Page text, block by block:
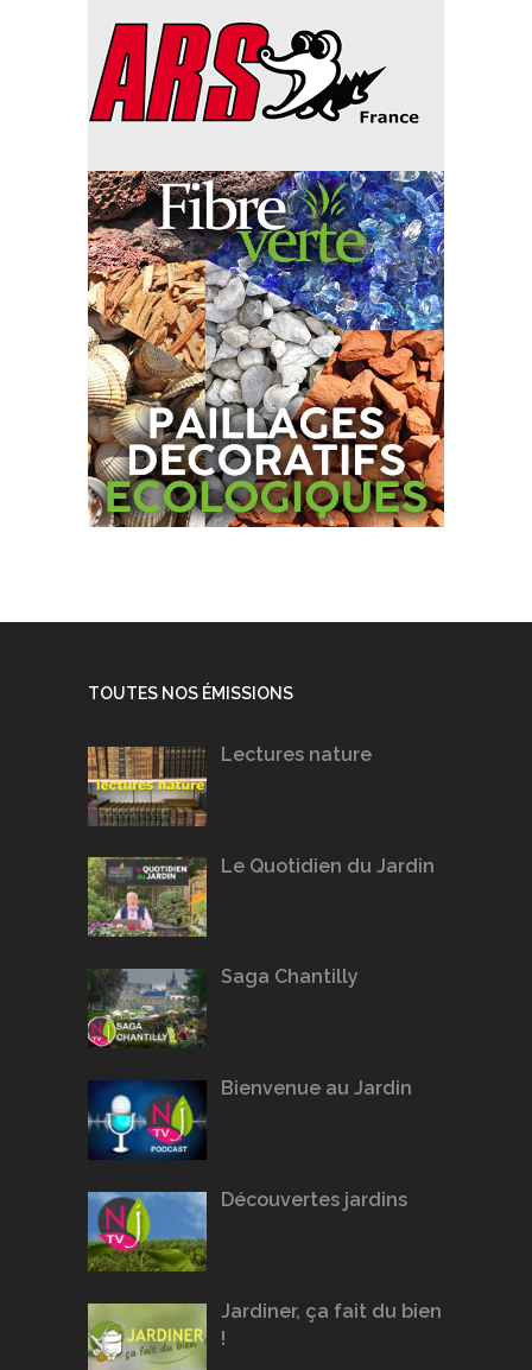
TOUTES NOS ÉMISSIONS
Lectures nature
Le Quotidien du Jardin
Saga Chantilly
Bienvenue au Jardin
Découvertes jardins
Jardiner, ça fait du bien
!